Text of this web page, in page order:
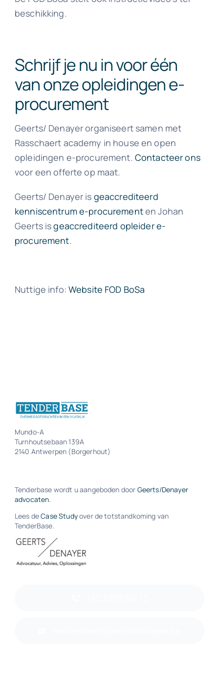
beschikking.
Schrijf je nu in voor één
van onze opleidingen e-
procurement
Geerts/ Denayer organiseert samen met
Rasschaert academy in house en open
opleidingen e-procurement. Contacteer ons
voor een offerte op maat.
Geerts/ Denayer is geaccrediteerd
kenniscentrum e-procurementen Johan
Geerts isgeaccrediteerd opleider e-
procurement.
Nuttige info:Website FOD BoSa
Mundo-A
Turnhoutsebaan 139A
2140 Antwerpen (Borgerhout)
Tenderbase wordt u aangeboden door Geerts/Denayer
advocaten.
Lees deCase Studyover de totstandkoming van
TenderBase.